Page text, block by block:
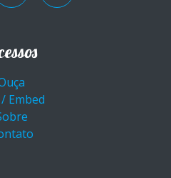
/ Embed